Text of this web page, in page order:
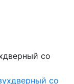
со